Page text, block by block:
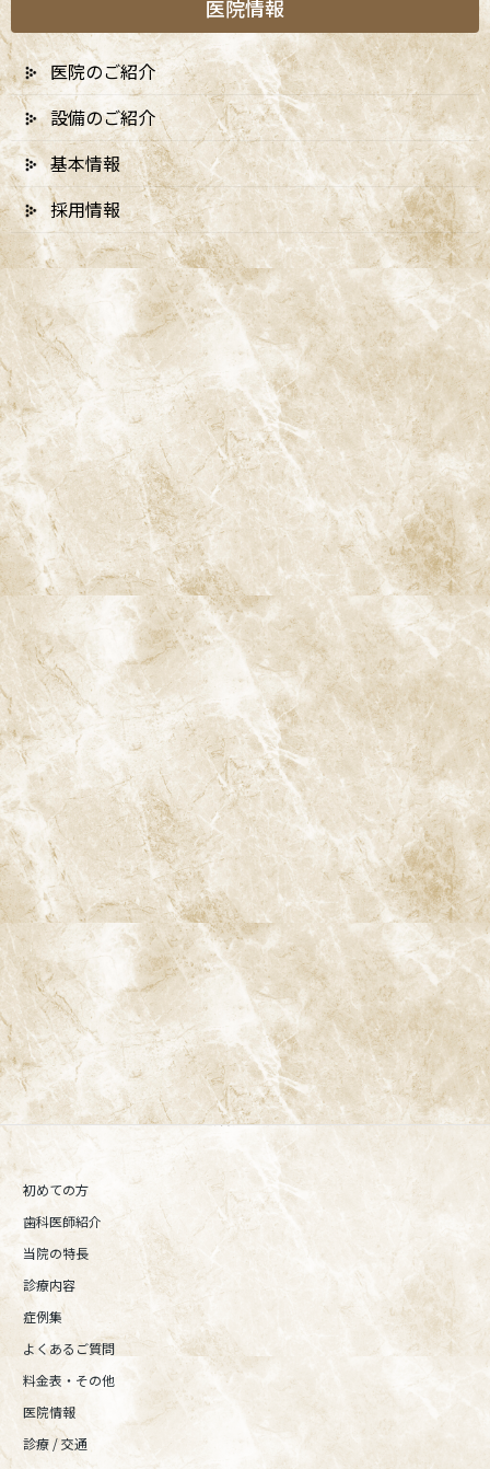
阿佐ヶ谷ことぶき歯科・矯正歯科
〒166-0004 東京都杉並区阿佐谷南3-37-14 第二北原ビル3階
阿佐ヶ谷の歯医者「阿佐ヶ谷ことぶき歯科・矯正歯科」 は、JR中
央線(快速)「阿佐ケ谷駅」徒歩0分 / JR中央/総武線「阿佐ケ谷駅」
徒歩0分 / 東京メトロ丸ノ内線「南阿佐ケ谷駅」徒歩8分の、駅す
ぐでとても通いやすい場所にある歯医者です。杉並区や中野区、新
宿、東京都内、隣接県や遠方からも患者様に来院頂きやすい環境
といえます。評判、口コミ、おすすめなどによってご来院される場
合、アクセスのページより道順をご確認ください。
初めての方
歯科医師紹介
当院の特長
診療内容
症例集
よくあるご質問
料金表・その他
医院情報
診療 / 交通
医院情報
医院のご紹介
設備のご紹介
基本情報
採用情報